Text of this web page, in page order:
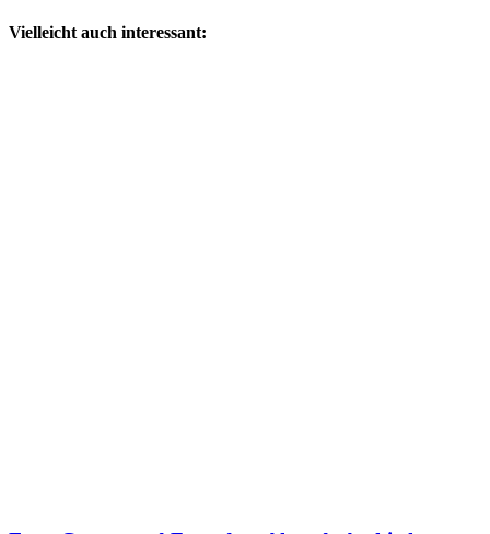
Vielleicht auch interessant: